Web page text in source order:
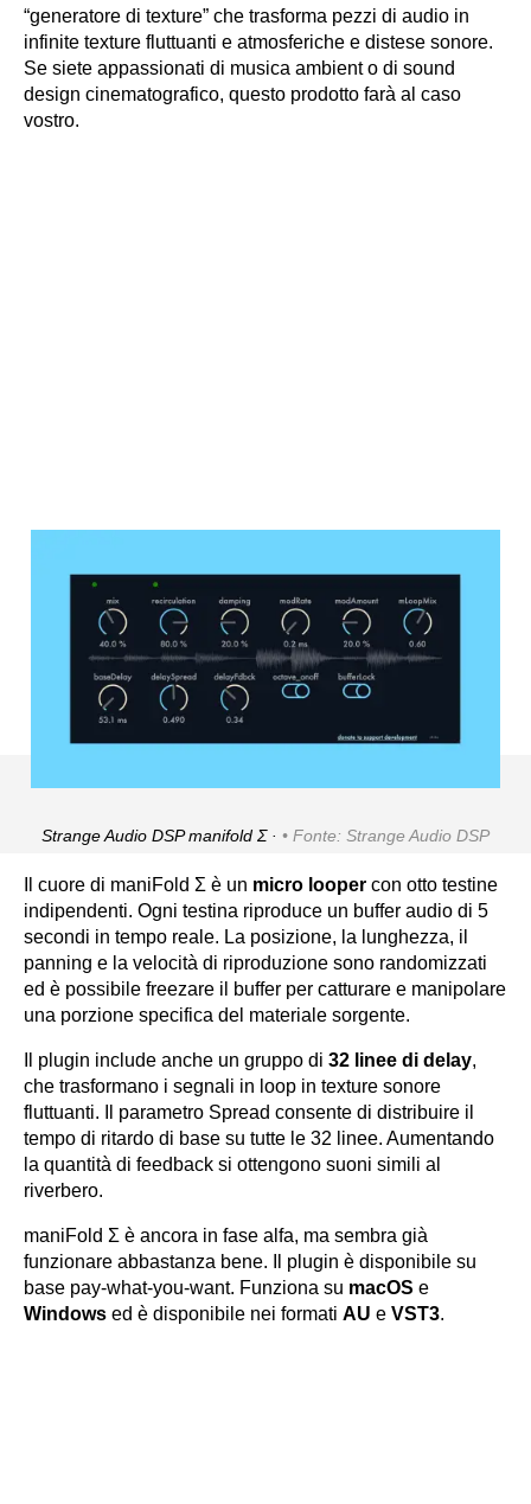
“generatore di texture” che trasforma pezzi di audio in
infinite texture fluttuanti e atmosferiche e distese sonore.
Se siete appassionati di musica ambient o di sound
design cinematografico, questo prodotto farà al caso
vostro.
Strange Audio DSP manifold Σ · Fonte: Strange Audio DSP
Il cuore di maniFold Σ è un micro looper con otto testine
indipendenti. Ogni testina riproduce un buffer audio di 5
secondi in tempo reale. La posizione, la lunghezza, il
panning e la velocità di riproduzione sono randomizzati
ed è possibile freezare il buffer per catturare e manipolare
una porzione specifica del materiale sorgente.
Il plugin include anche un gruppo di 32 linee di delay,
che trasformano i segnali in loop in texture sonore
fluttuanti. Il parametro Spread consente di distribuire il
tempo di ritardo di base su tutte le 32 linee. Aumentando
la quantità di feedback si ottengono suoni simili al
riverbero.
maniFold Σ è ancora in fase alfa, ma sembra già
funzionare abbastanza bene. Il plugin è disponibile su
base pay-what-you-want. Funziona su macOS e
Windows ed è disponibile nei formati AU e VST3.